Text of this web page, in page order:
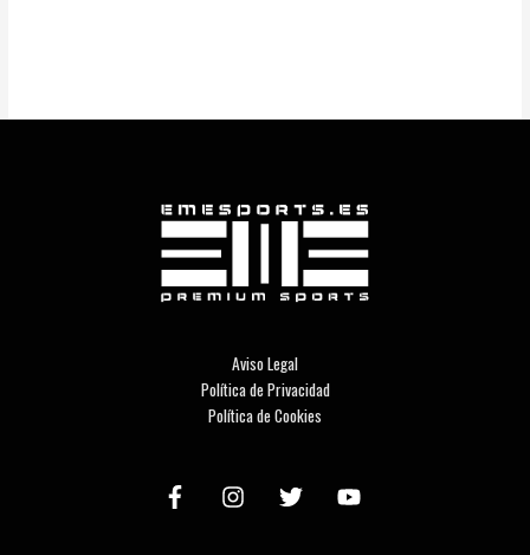
Aviso Legal
Política de Privacidad
Política de Cookies